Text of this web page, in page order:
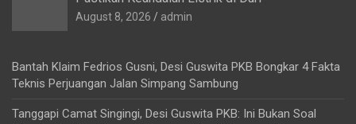
August 8, 2026 admin
Bantah Klaim Fedrios Gusni, Desi Guswita PKB Bongkar 4 Fakta
Teknis Perjuangan Jalan Simpang Sambung
Tanggapi Camat Singingi, Desi Guswita PKB: Ini Bukan Soal